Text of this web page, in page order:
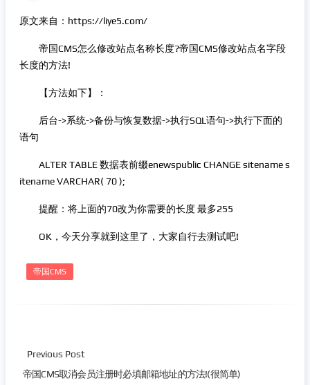
原文来自：https://liye5.com/
帝国CMS怎么修改站点名称长度?帝国CMS修改站点名字段
长度的方法!
【方法如下】：
后台->系统->备份与恢复数据->执行SQL语句->执行下面的
语句
ALTER TABLE 数据表前缀enewspublic CHANGE sitename s
itename VARCHAR( 70 );
提醒：将上面的70改为你需要的长度 最多255
OK，今天分享就到这里了，大家自行去测试吧!
帝国CMS
Previous Post
帝国CMS取消会员注册时必填邮箱地址的方法!(很简单)